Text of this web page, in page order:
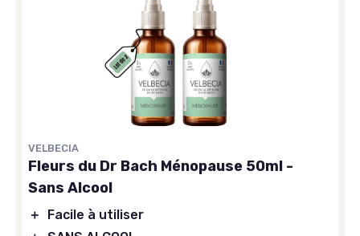
VELBECIA
Fleurs du Dr Bach Ménopause 50ml -
Sans Alcool
＋
Facile à utiliser